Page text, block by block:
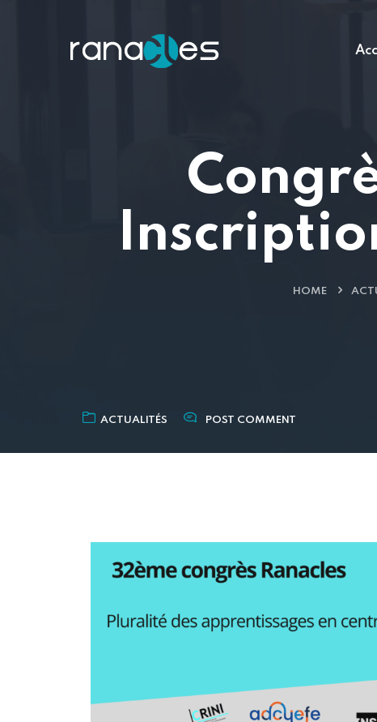
HOME
ACTUALITÉS POST COMMENT